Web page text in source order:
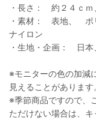
・長さ： 約２４ｃ
・素材： 表地、 ポ
ナイロン
・生地・企画： 日
※モニターの色の加減
見えることがあります
※季節商品ですので、
ただけない場合は、